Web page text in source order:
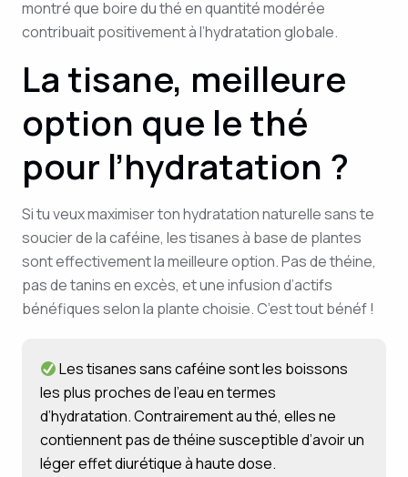
montré que boire du thé en quantité modérée
contribuait positivement à l’hydratation globale.
La tisane, meilleure
option que le thé
pour l’hydratation ?
Si tu veux maximiser ton hydratation naturelle sans te
soucier de la caféine, les tisanes à base de plantes
sont effectivement la meilleure option. Pas de théine,
pas de tanins en excès, et une infusion d’actifs
bénéfiques selon la plante choisie. C’est tout bénéf !
Les tisanes sans caféine sont les boissons
les plus proches de l’eau en termes
d’hydratation. Contrairement au thé, elles ne
contiennent pas de théine susceptible d’avoir un
léger effet diurétique à haute dose.